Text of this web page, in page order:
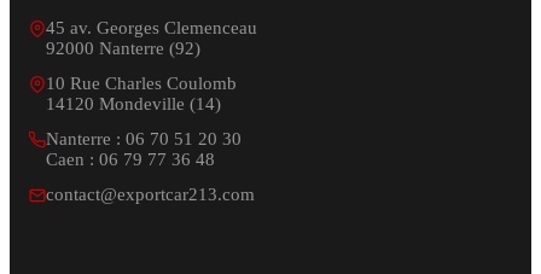
45 av. Georges Clemenceau
92000 Nanterre (92)
10 Rue Charles Coulomb
14120 Mondeville (14)
Nanterre : 06 70 51 20 30
Caen : 06 79 77 36 48
contact@exportcar213.com